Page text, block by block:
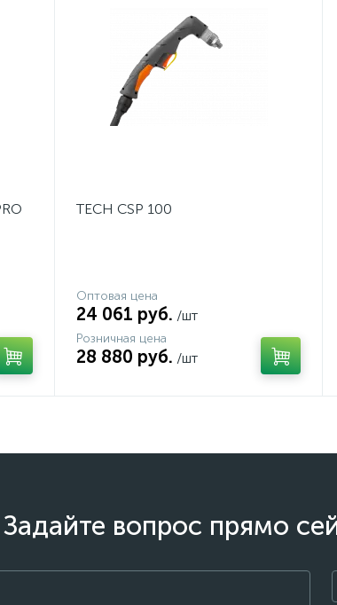
TECH CSP 100
Оптовая цена
24 061 руб. /шт
Розничная цена
28 880 руб. /шт
вопрос прямо